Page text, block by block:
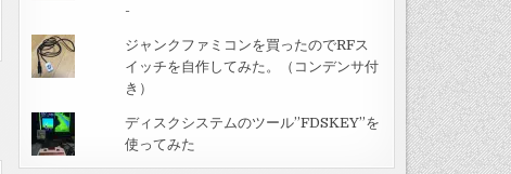
-
ジャンクファミコンを買ったのでRFス
イッチを自作してみた。（コンデンサ付
き）
ディスクシステムのツール”FDSKEY”を
使ってみた